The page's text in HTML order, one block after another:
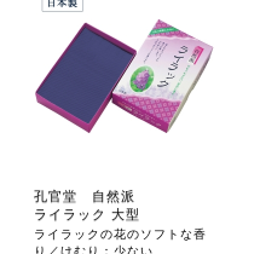
孔官堂 自然派
ライラック 大型
ライラックの花のソフトな香
り／けむり：少ない